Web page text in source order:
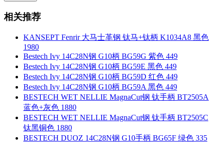
相关推荐
KANSEPT Fenrir 大马士革钢 钛马+钛柄 K1034A8 黑色
1980
Bestech Ivy 14C28N钢 G10柄 BG59G 紫色 449
Bestech Ivy 14C28N钢 G10柄 BG59E 黑色 449
Bestech Ivy 14C28N钢 G10柄 BG59D 红色 449
Bestech Ivy 14C28N钢 G10柄 BG59A 黑色 449
BESTECH WET NELLIE MagnaCut钢 钛手柄 BT2505A
蓝色+灰色 1880
BESTECH WET NELLIE MagnaCut钢 钛手柄 BT2505C
钛黑铜色 1880
BESTECH DUOZ 14C28N钢 G10手柄 BG65F 绿色 335